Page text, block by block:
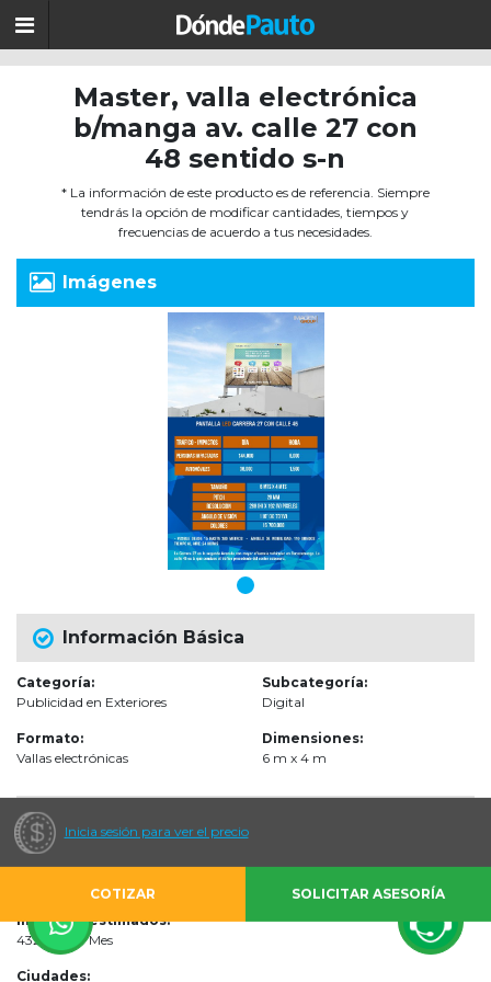
Master, valla electrónica
b/manga av. calle 27 con
48 sentido s-n
* La información de este producto es de referencia. Siempre
tendrás la opción de modificar cantidades, tiempos y
frecuencias de acuerdo a tus necesidades.
Imágenes
Información Básica
Categoría:
Publicidad en Exteriores
Subcategoría:
Digital
Formato:
Vallas electrónicas
Dimensiones:
6 m x 4 m
Escenarios de impacto:
Vías Públicas
Impactos estimados:
43200 por Mes
Ciudades:
Inicia sesión para ver el precio
COTIZAR SOLICITAR ASESORÍA